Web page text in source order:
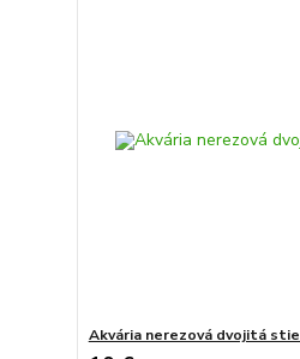
Akvária nerezová dvojitá